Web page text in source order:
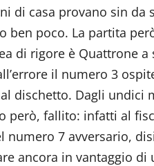
di casa provano sin da
poco. La partita
di rigore è Quattrone
il numero 3
dischetto. Dagli undici
però, fallito: infatti al
7 avversario,
ancora in vantaggio di